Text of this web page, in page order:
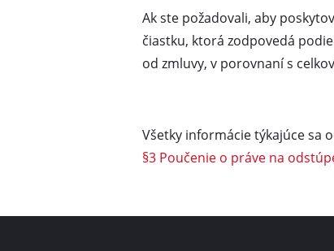
Ak ste požadovali, aby
čiastku, ktorá zodpovedá
od zmluvy, v porovnaní s
Všetky informácie týkajúce sa
§3 Poučenie o práve na